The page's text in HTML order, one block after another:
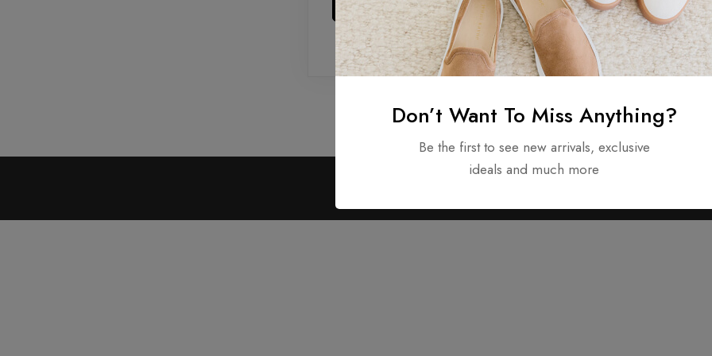
Don’t Want To Miss Anything?
Be the first to see new arrivals, exclusive
ideals and much more